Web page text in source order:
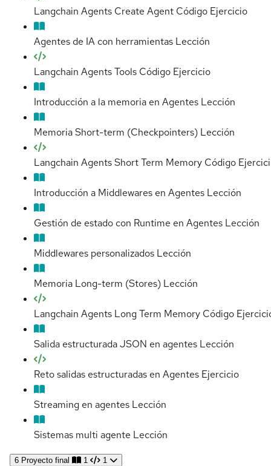
Langchain Agents Create Agent Código Ejercicio
Agentes de IA con herramientas Lección
Langchain Agents Tools Código Ejercicio
Introducción a la memoria en Agentes Lección
Memoria Short-term (Checkpointers) Lección
Langchain Agents Short Term Memory Código
Introducción a Middlewares en Agentes Lección
Gestión de estado con Runtime en Agentes Lección
Middlewares personalizados Lección
Memoria Long-term (Stores) Lección
Langchain Agents Long Term Memory Código
Salida estructurada JSON en agentes Lección
Reto salidas estructuradas en Agentes Ejercicio
Streaming en agentes Lección
Sistemas multi agente Lección
6 Proyecto final 1 1